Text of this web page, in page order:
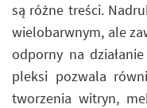
są różne treści.
wielobarwnym, ale
odporny na
pleksi pozwala
tworzenia witryn,